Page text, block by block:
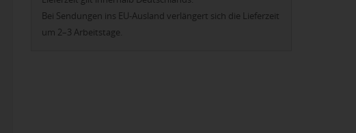
Bei Sendungen ins EU-Ausland verlängert sich die Lieferzeit
um 2–3 Arbeitstage.